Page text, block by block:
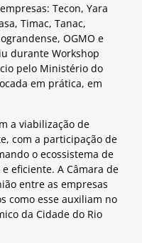
Tecon, Yara
Timac, Tanac,
OGMO e
durante Workshop
pelo Ministério do
em prática, em
a viabilização de
com a participação de
o ecossistema de
eficiente. A Câmara de
entre as empresas
como esse auxiliam no
da Cidade do Rio